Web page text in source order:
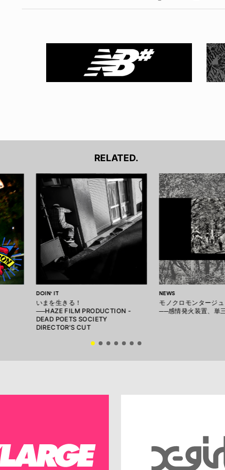
RELATED.
DOIN' IT
いまを生きる！
──HAZE FILM PRODUCTION -
DEAD POETS SOCIETY
DIRECTOR'S CUT
NEWS
モノクロモンタージュ
──感情発火装置、単